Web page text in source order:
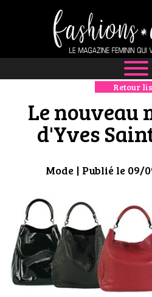
HIGH
Retour
Le nouveau
d'Yves
Mode| Publié le 09/